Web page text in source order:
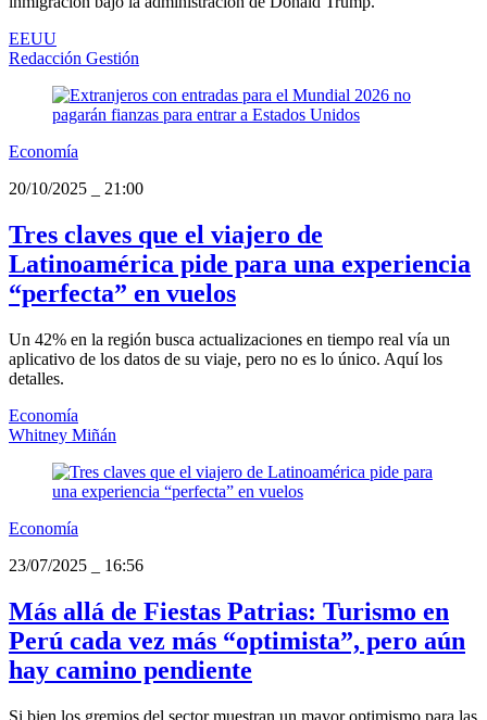
EEUU
Redacción Gestión
Economía
20/10/2025
21:00
Tres claves que el viajero de
Latinoamérica pide para una experiencia
“perfecta” en vuelos
Un 42% en la región busca actualizaciones en tiempo real vía un
aplicativo de los datos de su viaje, pero no es lo único. Aquí los
detalles.
Economía
Whitney Miñán
Economía
23/07/2025
16:56
Más allá de Fiestas Patrias: Turismo en
Perú cada vez más “optimista”, pero aún
hay camino pendiente